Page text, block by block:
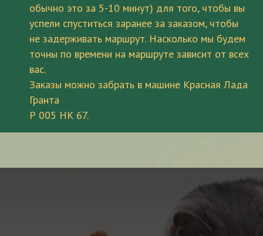
обычно это за 5-10 минут) для того, чтобы вы
успели спуститься заранее за заказом, чтобы
не задерживать маршрут. Насколько мы будем
точны по времени на маршруте зависит от всех
вас.
Заказы можно забрать в машине Красная Лада
Гранта
Р 005 НК 67.